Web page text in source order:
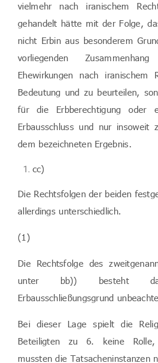
vielmehr nach iranischem
gehandelt hätte mit der Folge,
nicht Erbin aus besonderem
vorliegenden
Ehewirkungen nach
Bedeutung und zu beurteilen,
für die Erbberechtigung oder
Erbausschluss und nur insoweit
dem bezeichneten Ergebnis.
cc)
Die Rechtsfolgen der beiden
allerdings unterschiedlich.
(1)
Die Rechtsfolge des
unter bb)) besteht
Erbausschließungsgrund
Bei dieser Lage spielt die
Beteiligten zu 6. keine Rolle,
mussten die Tatsacheninstanzen